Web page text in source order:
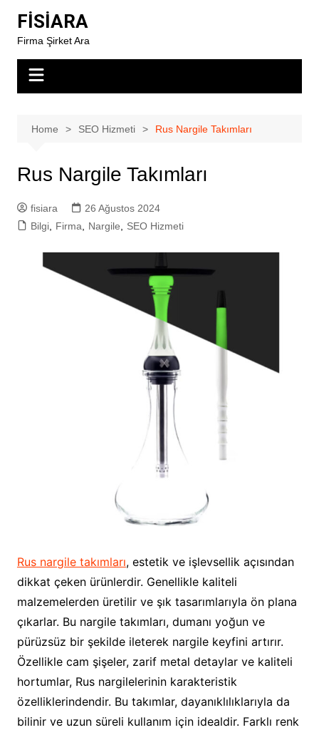
content
FİSİARA
Firma Şirket Ara
Home SEO Hizmeti Rus Nargile Takımları
Rus Nargile Takımları
fisiara
26 Ağustos 2024
Bilgi, Firma Nargile SEO Hizmeti
Rus nargile takımları, estetik ve işlevsellik açısından
dikkat çeken ürünlerdir. Genellikle kaliteli
malzemelerden üretilir ve şık tasarımlarıyla ön plana
çıkarlar. Bu nargile takımları, dumanı yoğun ve
pürüzsüz bir şekilde ileterek nargile keyfini artırır.
Özellikle cam şişeler, zarif metal detaylar ve kaliteli
hortumlar, Rus nargilelerinin karakteristik
özelliklerindendir. Bu takımlar, dayanıklılıklarıyla da
bilinir ve uzun süreli kullanım için idealdir. Farklı renk